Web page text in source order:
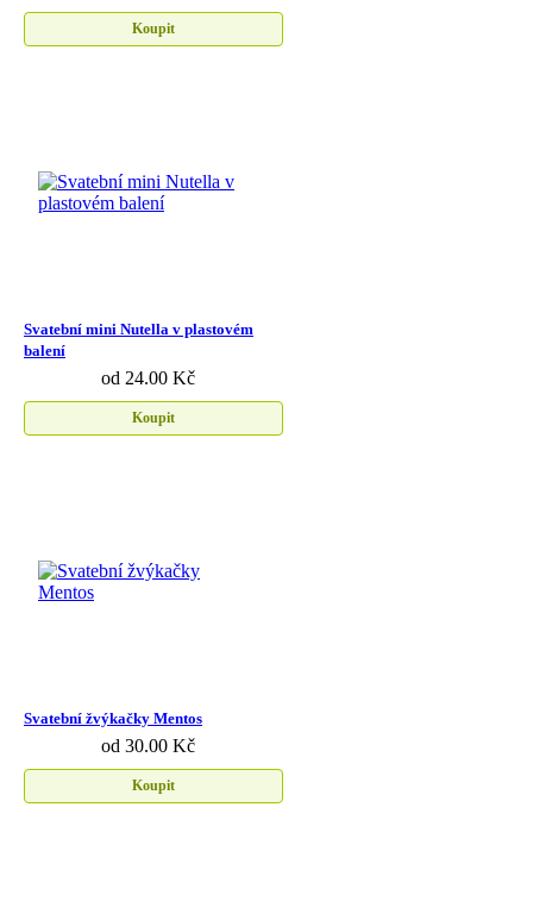
Koupit
Svatební mini Nutella v plastovém
balení
od 24.00 Kč
Koupit
Svatební žvýkačky Mentos
od 30.00 Kč
Koupit